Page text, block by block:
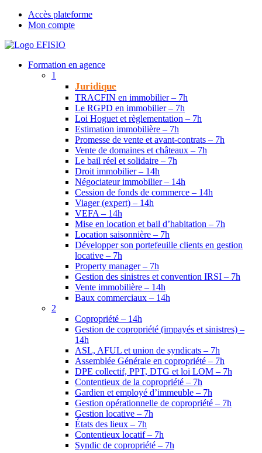
Accès plateforme
Mon compte
Formation en agence
1
Juridique
TRACFIN en immobilier – 7h
Le RGPD en immobilier – 7h
Loi Hoguet et règlementation – 7h
Estimation immobilière – 7h
Promesse de vente et avant-contrats – 7h
Vente de domaines et châteaux – 7h
Le bail réel et solidaire – 7h
Droit immobilier – 14h
Négociateur immobilier – 14h
Cession de fonds de commerce – 14h
Viager (expert) – 14h
VEFA – 14h
Mise en location et bail d’habitation – 7h
Location saisonnière – 7h
Développer son portefeuille clients en gestion
locative – 7h
Property manager – 7h
Gestion des sinistres et convention IRSI – 7h
Vente immobilière – 14h
Baux commerciaux – 14h
2
Copropriété – 14h
Gestion de copropriété (impayés et sinistres) –
14h
ASL, AFUL et union de syndicats – 7h
Assemblée Générale en copropriété – 7h
DPE collectif, PPT, DTG et loi LOM – 7h
Contentieux de la copropriété – 7h
Gardien et employé d’immeuble – 7h
Gestion opérationnelle de copropriété – 7h
Gestion locative – 7h
États des lieux – 7h
Contentieux locatif – 7h
Syndic de copropriété – 7h